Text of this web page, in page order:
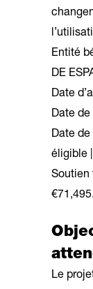
Entité
DE
Date
Date
Date
éligible
Soutien
Le